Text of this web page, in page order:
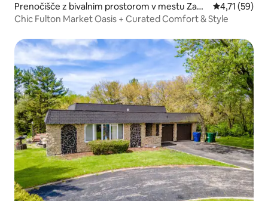
Prenočišče z bivalnim prostorom v mestu Zaho
dni obroč
Povprečna
4,71 (59)
Chic Fulton Market Oasis + Curated Comfort & Style